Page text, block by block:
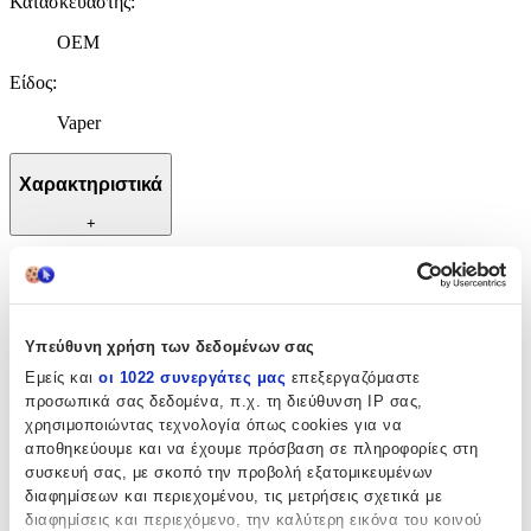
Υπεύθυνη χρήση των δεδομένων σας
Εμείς και οι 1022 συνεργάτες μας επεξεργαζόμαστε
προσωπικά σας δεδομένα, π.χ. τη διεύθυνση IP σας,
χρησιμοποιώντας τεχνολογία όπως cookies για να
αποθηκεύουμε και να έχουμε πρόσβαση σε πληροφορίες στη
συσκευή σας, με σκοπό την προβολή εξατομικευμένων
διαφημίσεων και περιεχομένου, τις μετρήσεις σχετικά με
διαφημίσεις και περιεχόμενο, την καλύτερη εικόνα του κοινού
OEM
Είδος:
Vaper
Χαρακτηριστικά
+
Χαρακτηριστικά
Είδος:
Vaper
Αξιολογήσεις